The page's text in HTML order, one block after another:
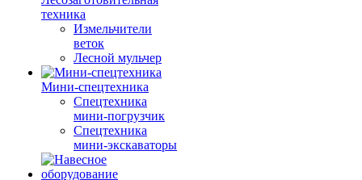
техника
Измельчители
веток
Лесной мульчер
Мини-спецтехника
Спецтехника
мини-погрузчик
Спецтехника
мини-экскаваторы